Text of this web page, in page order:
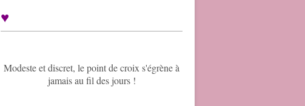
♥
Modeste et discret, le point de croix s'égrène à
jamais au fil des jours !